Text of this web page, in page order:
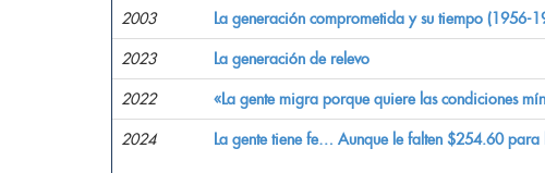
2003 La generación comprometida y su tiempo (1956-
2023 La generación de relevo
2022 «La gente migra porque quiere las condiciones
2024 La gente tiene fe… Aunque le falten $254.60 para